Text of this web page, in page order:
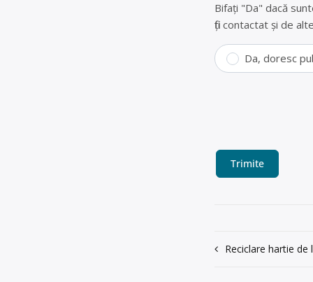
Bifați "Da" dacă
fiți contactat și de
Da, doresc
Navigare
Reciclare hartie